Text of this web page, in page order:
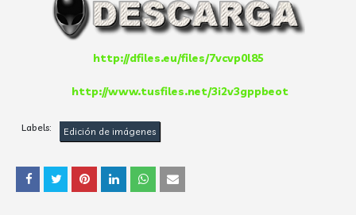
http://dfiles.eu/files/7vcvp0l85
http://www.tusfiles.net/3i2v3gppbeot
Labels: Edición de imágenes